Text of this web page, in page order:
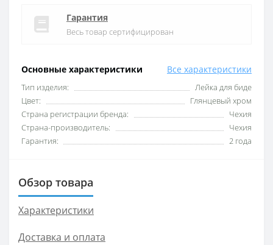
Основные характеристики Все характеристики
Тип изделия:
Лейка для биде
Цвет:
Глянцевый хром
Страна регистрации бренда:
Чехия
Страна-производитель:
Чехия
Гарантия:
2 года
Гарантия
Весь товар сертифицирован
Обзор товара
Характеристики
Доставка и оплата